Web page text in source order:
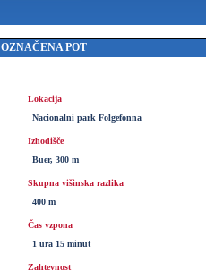
OZNAČENA POT
Lokacija
Nacionalni park Folgefonna
Izhodišče
Buer, 300 m
Skupna višinska razlika
400 m
Čas vzpona
1 ura 15 minut
Zahtevnost